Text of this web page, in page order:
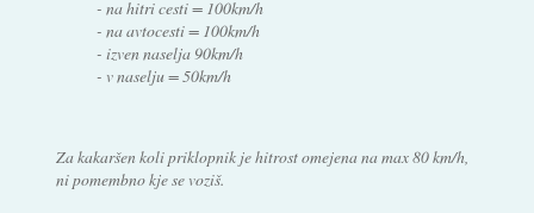
- na hitri cesti = 100km/h
- na avtocesti = 100km/h
- izven naselja 90km/h
- v naselju = 50km/h
Za kakaršen koli priklopnik je hitrost omejena na max 80 km/h,
ni pomembno kje se voziš.